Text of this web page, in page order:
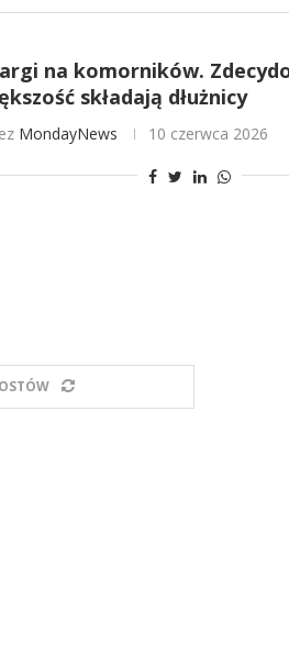
na komorników.
składają dłużnicy
MondayNews 10 czerwca 2026